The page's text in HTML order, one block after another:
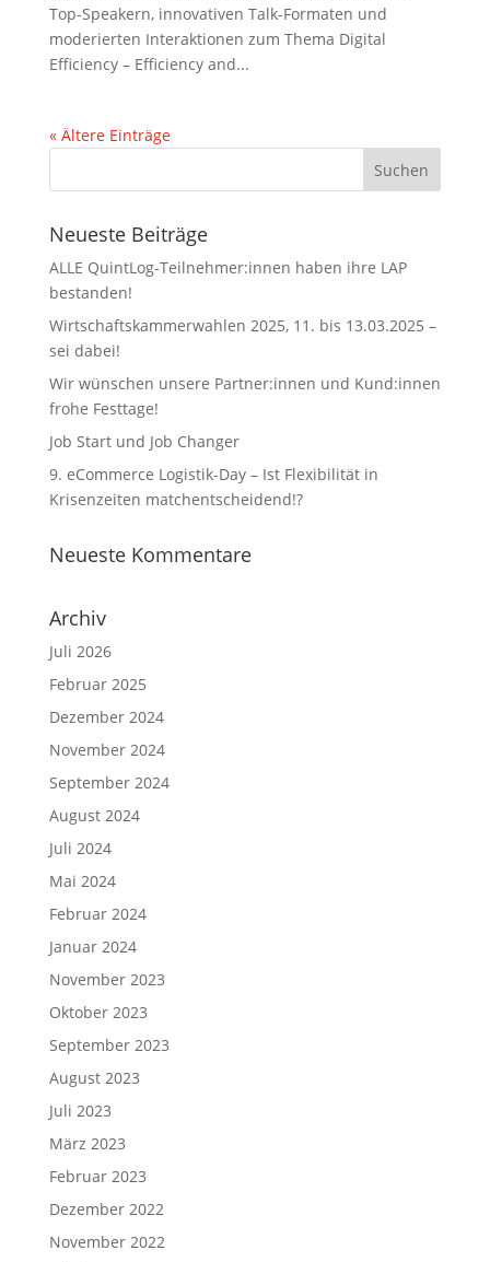
Top-Speakern, innovativen Talk-Formaten und
moderierten Interaktionen zum Thema Digital
Efficiency – Efficiency and...
« Ältere Einträge
Neueste Beiträge
ALLE QuintLog-Teilnehmer:innen haben ihre LAP
bestanden!
Wirtschaftskammerwahlen 2025, 11. bis 13.03.2025 –
sei dabei!
Wir wünschen unsere Partner:innen und Kund:innen
frohe Festtage!
Job Start und Job Changer
9. eCommerce Logistik-Day – Ist Flexibilität in
Krisenzeiten matchentscheidend!?
Neueste Kommentare
Archiv
Juli 2026
Februar 2025
Dezember 2024
November 2024
September 2024
August 2024
Juli 2024
Mai 2024
Februar 2024
Januar 2024
November 2023
Oktober 2023
September 2023
August 2023
Juli 2023
März 2023
Februar 2023
Dezember 2022
November 2022